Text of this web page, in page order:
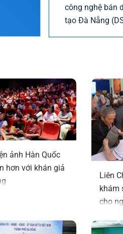
Chủ
8
động
Trà My
chế, hạ
quốc
tháng
thứ
công nghệ bán
tạo Đà Nẵng
Thông báo chủ
nắng nóng
Công khai Báo
dựng Phương
giá đất
Công khai Báo
dựng Phương
Thông báo
8 năm 2026
Thông báo về
ảnh Hàn Quốc
hơn với khán giả
Liên
khám
cho